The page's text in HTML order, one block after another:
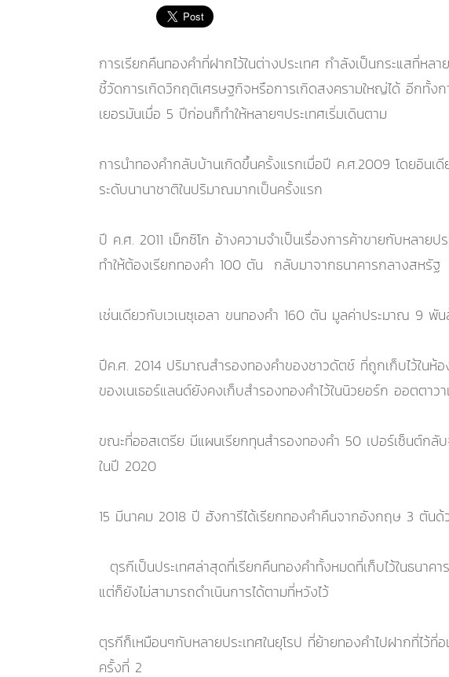
การเรียกคืนทองคำที่ฝากไว้ในต่างประเทศ กำลังเป็นกระแสที่ห
ชี้วัดการเกิดวิกฤติเศรษฐกิจหรือการเกิดสงครามใหญ่ได้ อีกทั้ง
เยอรมันเมื่อ 5 ปีก่อนก็ทำให้หลายๆประเทศเริ่มเดินตาม
การนำทองคำกลับบ้านเกิดขึ้นครั้งแรกเมื่อปี ค.ศ.2009 โดยอิน
ระดับนานาชาติในปริมาณมากเป็นครั้งแรก
ปี ค.ศ. 2011 เม็กซิโก อ้างความจำเป็นเรื่องการค้าขายกับหลาย
ทำให้ต้องเรียกทองคำ 100 ตัน กลับมาจากธนาคารกลางสหรัฐ
เช่นเดียวกับเวเนซุเอลา ขนทองคำ 160 ตัน มูลค่าประมาณ 9
ปีค.ศ. 2014 ปริมาณสำรองทองคำของชาวดัตช์ ที่ถูกเก็บไว้ในห้
ของเนเธอร์แลนด์ยังคงเก็บสำรองทองคำไว้ในนิวยอร์ก ออตตาว
ขณะที่ออสเตรีย มีแผนเรียกทุนสำรองทองคำ 50 เปอร์เซ็นต์กลั
ในปี 2020
15 มีนาคม 2018 ปี ฮังการีได้เรียกทองคำคืนจากอังกฤษ 3 ตัน
ตุรกีเป็นประเทศล่าสุดที่เรียกคืนทองคำทั้งหมดที่เก็บไว้ในธน
แต่ก็ยังไม่สามารถดำเนินการได้ตามที่หวังไว้
ตุรกีก็เหมือนๆกับหลายประเทศในยุโรป ที่ย้ายทองคำไปฝากที่ไว้
ครั้งที่ 2